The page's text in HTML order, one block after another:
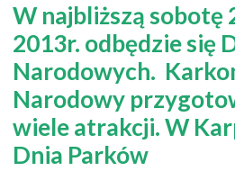
W najbliższą sobotę
2013r. odbędzie się
Narodowych.
Narodowy
wiele atrakcji. W
Dnia Parków